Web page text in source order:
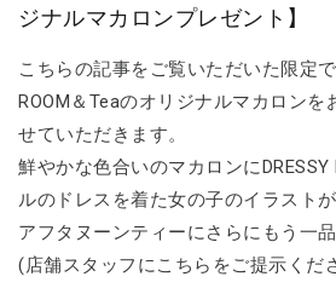
ジナルマカロンプレゼント】
こちらの記事をご覧いただいた限定
ROOM＆Teaのオリジナルマカロンを
せていただきます。
鮮やかな色合いのマカロンにDRESSY
ルのドレスを着た女の子のイラスト
アフタヌーンティーにさらにもう一
(店舗スタッフにこちらをご提示くだ